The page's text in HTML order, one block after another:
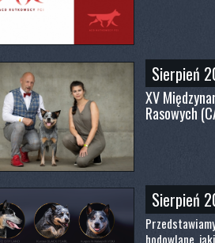
Sierpień
XV
Rasowych
Sierpień
hodowlane,